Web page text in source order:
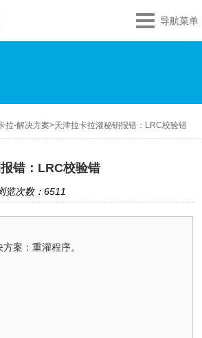
导航菜单
拉-解决方案>天津拉卡拉灌秘钥报错：LRC校验错
错：LRC校验错
览次数：6511
方案：重灌程序。